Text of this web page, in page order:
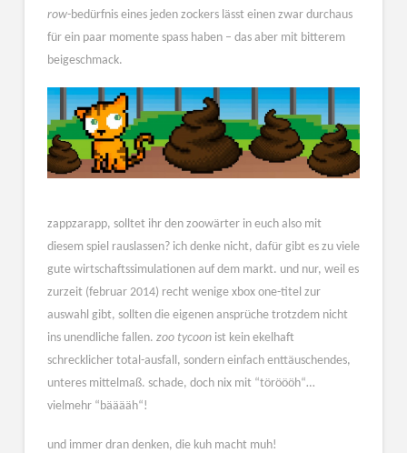
row-bedürfnis eines jeden zockers lässt einen zwar durchaus
für ein paar momente spass haben – das aber mit bitterem
beigeschmack.
zappzarapp, solltet ihr den zoowärter in euch also mit
diesem spiel rauslassen? ich denke nicht, dafür gibt es zu viele
gute wirtschaftssimulationen auf dem markt. und nur, weil es
zurzeit (februar 2014) recht wenige xbox one-titel zur
auswahl gibt, sollten die eigenen ansprüche trotzdem nicht
ins unendliche fallen. zoo tycoonist kein ekelhaft
schrecklicher total-ausfall, sondern einfach enttäuschendes,
unteres mittelmaß. schade, doch nix mit “töröööh“…
vielmehr “bääääh“!
und immer dran denken, die kuh macht muh!